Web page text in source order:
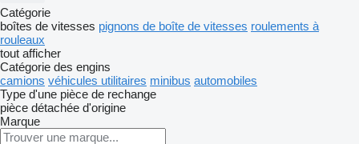
Catégorie
boîtes de vitesses pignons de boîte de vitesses roulements à
rouleaux
tout afficher
Catégorie des engins
camions véhicules utilitaires minibus automobiles
Type d'une pièce de rechange
pièce détachée d'origine
Marque